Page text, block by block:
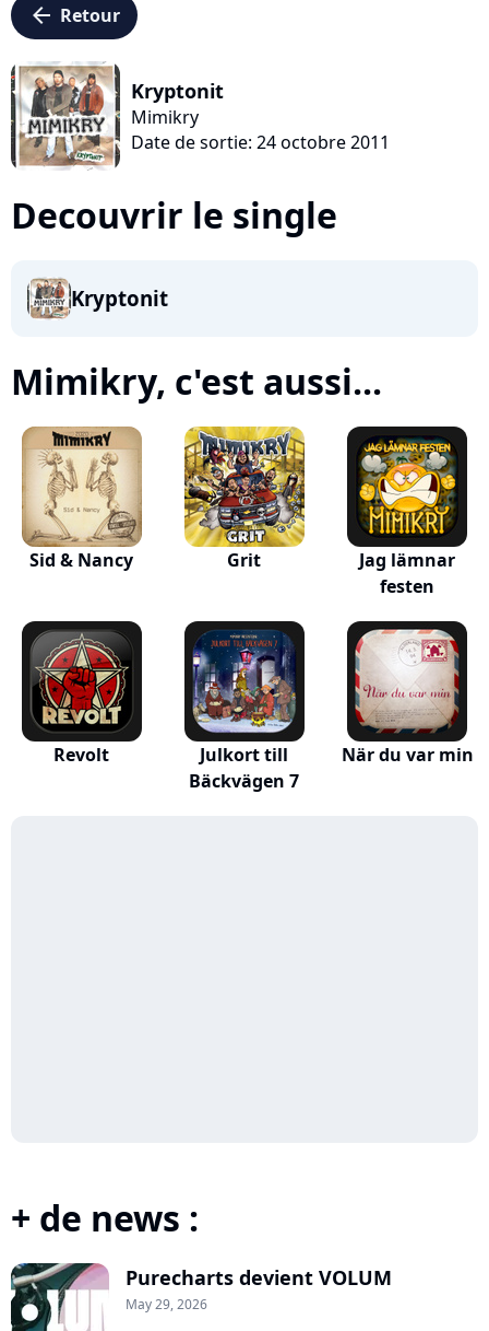
arrow_left Retour
Kryptonit
Mimikry
Date de sortie: 24 octobre 2011
Decouvrir le single
Kryptonit
Mimikry, c'est aussi...
Sid & Nancy Grit
Jag lämnar
festen
Revolt
Julkort till
Bäckvägen 7
När du var min
+ de news :
Purecharts devient VOLUM
May 29, 2026